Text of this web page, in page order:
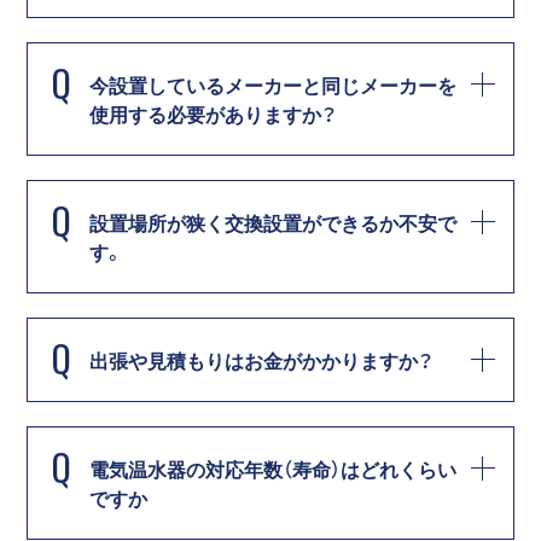
Q
今設置しているメーカーと同じメーカーを
使用する必要がありますか？
Q
設置場所が狭く交換設置ができるか不安で
す。
Q 出張や見積もりはお金がかかりますか？
Q
電気温水器の対応年数（寿命）はどれくらい
ですか